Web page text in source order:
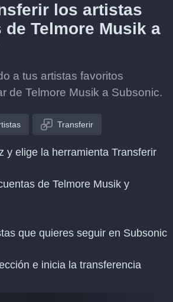
los artistas
de Telmore Musik a
a tus artistas favoritos
de Telmore Musik a Subsonic.
Transferir
y elige la herramienta Transferir
de Telmore Musik y
que quieres seguir en Subsonic
e inicia la transferencia